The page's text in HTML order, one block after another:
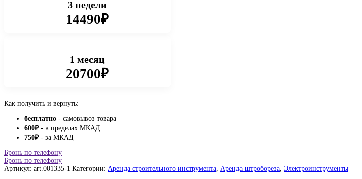
3 недели
14490₽
1 месяц
20700₽
Как получить и вернуть:
бесплатно - самовывоз товара
600₽- в пределах МКАД
750₽- за МКАД
Бронь по телефону
Бронь по телефону
Артикул: art.001335-1 Категории: Аренда строительного инструмента Аренда штробореза Электроинструменты